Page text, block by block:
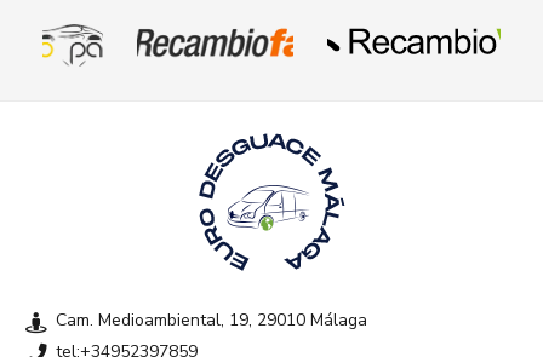
Cam. Medioambiental, 19, 29010 Málaga
tel:+34952397859